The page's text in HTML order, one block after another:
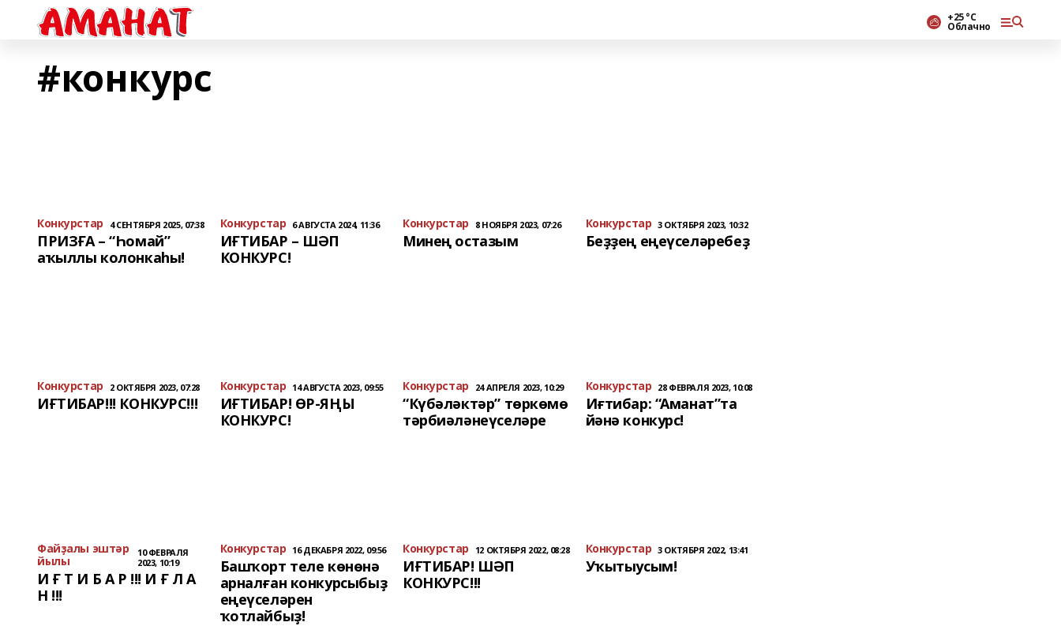
+25 °С
Облачно
#конкурс
Конкурстар 4 СЕНТЯБРЯ 2025, 07:38
ПРИЗҒА – “Һомай”
аҡыллы колонкаһы!
Конкурстар 6 АВГУСТА 2024, 11:36
ИҒТИБАР – ШӘП
КОНКУРС!
Конкурстар 8 НОЯБРЯ 2023, 07:26
Минең остазым
Конкурстар 3 ОКТЯБРЯ 2023, 10:32
Беҙҙең еңеүселәребеҙ
Конкурстар 2 ОКТЯБРЯ 2023, 07:28
ИҒТИБАР!!! КОНКУРС!!!
Конкурстар 14 АВГУСТА 2023, 09:55
ИҒТИБАР! ӨР-ЯҢЫ
КОНКУРС!
Конкурстар 24 АПРЕЛЯ 2023, 10:29
“Күбәләктәр” төркөмө
тәрбиәләнеүселәре
Конкурстар 28 ФЕВРАЛЯ 2023, 10:08
Иғтибар: “Аманат”та
йәнә конкурс!
Файҙалы эштәр
йылы
10 ФЕВРАЛЯ
2023, 10:19
И Ғ Т И Б А Р !!! И Ғ Л А
Н !!!
Конкурстар 16 ДЕКАБРЯ 2022, 09:56
Башҡорт теле көнөнә
арналған конкурсыбыҙ
еңеүселәрен
ҡотлайбыҙ!
Конкурстар 12 ОКТЯБРЯ 2022, 08:28
ИҒТИБАР! ШӘП
КОНКУРС!!!
Конкурстар 3 ОКТЯБРЯ 2022, 13:41
Уҡытыусым!